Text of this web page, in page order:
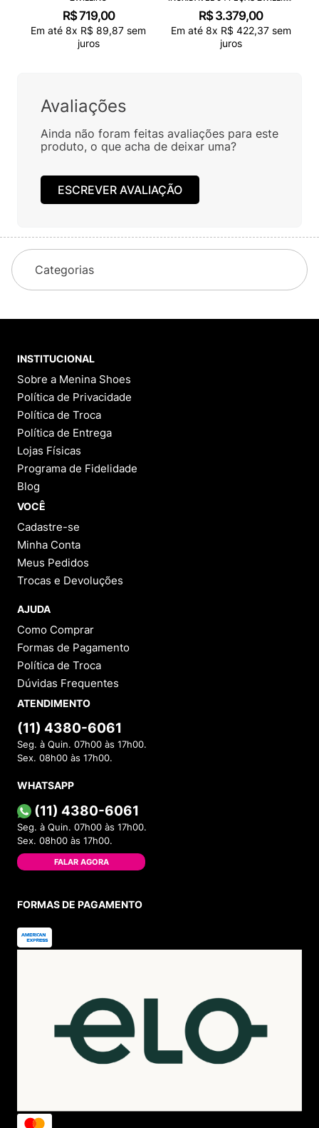
R$719,00
Em até 8x R$ 89,87 sem
juros
TRUEFLOW
R$ 3.379,00
Em até 8x R$ 422,37sem
juros
Avaliações
Ainda não foram feitas avaliações para este
produto, o que acha de deixar uma?
ESCREVER AVALIAÇÃO
Categorias
INSTITUCIONAL
Sobre a Menina Shoes
Política de Privacidade
Política de Troca
Política de Entrega
Lojas Físicas
Programa de Fidelidade
Blog
VOCÊ
Cadastre-se
Minha Conta
Meus Pedidos
Trocas e Devoluções
AJUDA
Como Comprar
Formas de Pagamento
Política de Troca
Dúvidas Frequentes
ATENDIMENTO
(11) 4380-6061
Seg. à Quin. 07h00 às 17h00.
Sex. 08h00 às 17h00.
WHATSAPP
(11) 4380-6061
Seg. à Quin. 07h00 às 17h00.
Sex. 08h00 às 17h00.
FALAR AGORA
FORMAS DE PAGAMENTO